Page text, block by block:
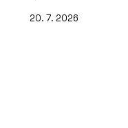
20. 7. 2026